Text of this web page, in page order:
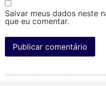
Salvar meus dados neste
que eu comentar.